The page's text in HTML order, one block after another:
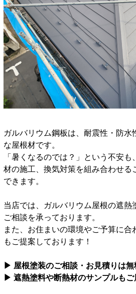
ガルバリウム鋼板は、耐震性・防水
な屋根材です。
「暑くなるのでは？」という不安
材の施工、換気対策を組み合わせる
できます。
当店では、ガルバリウム屋根の遮熱
ご相談を承っております。
また、お住まいの環境やご予算に合
もご提案しております！
▶ 屋根塗装のご相談・お見積りは無
▶ 遮熱塗料や断熱材のサンプルも